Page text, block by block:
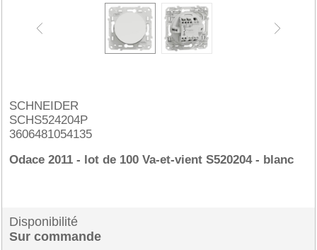
SCHNEIDER
SCHS524204P
3606481054135
Odace 2011 - lot de 100 Va-et-vient S520204 - blanc
Disponibilité
Sur commande